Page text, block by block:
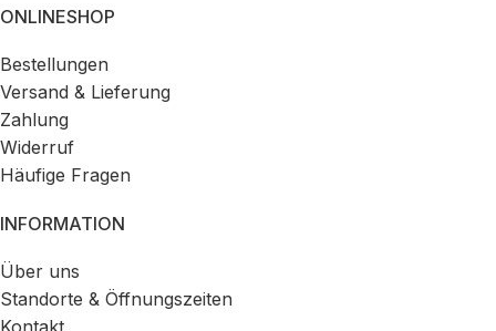
ONLINESHOP
Bestellungen
Versand & Lieferung
Zahlung
Widerruf
Häufige Fragen
INFORMATION
Über uns
Standorte & Öffnungszeiten